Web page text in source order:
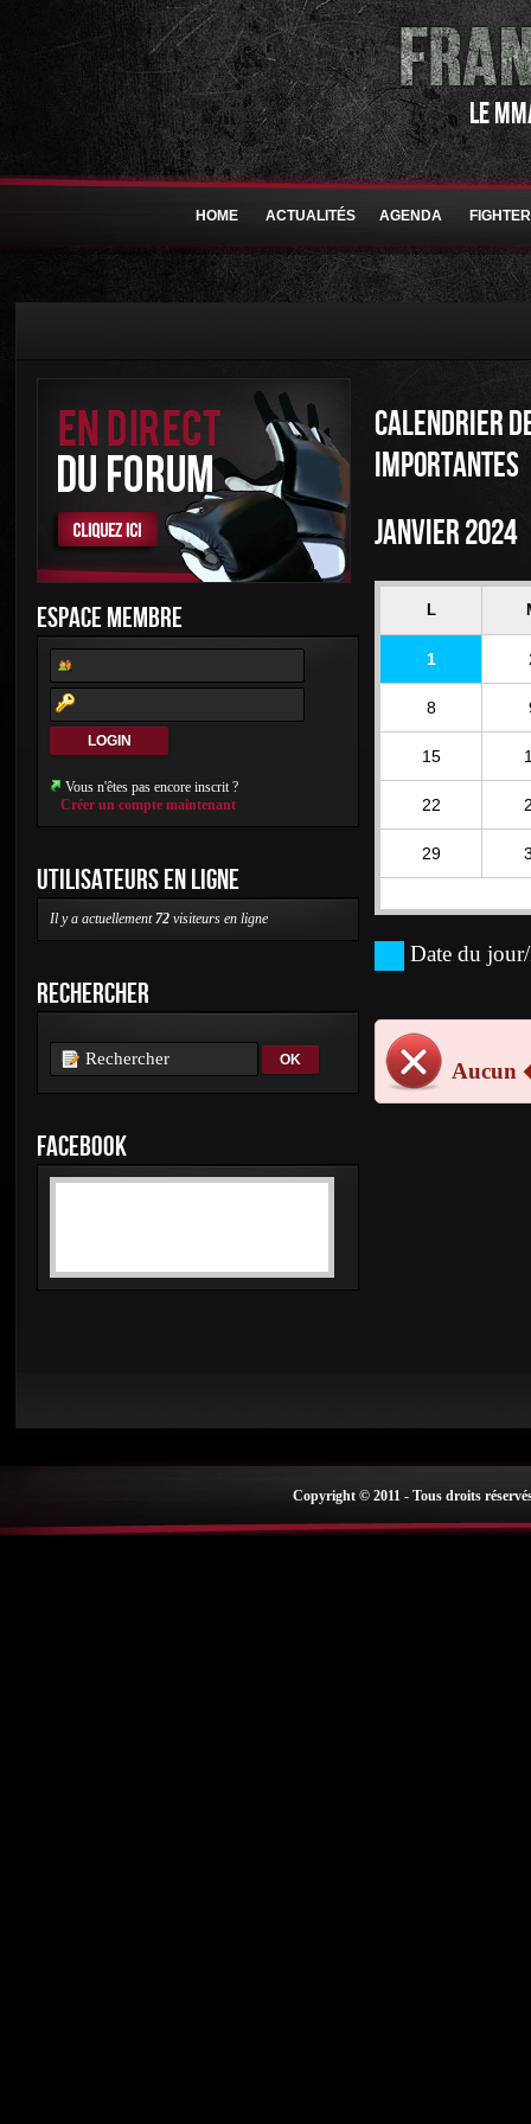
LE
HOME ACTUALITÉS AGENDA
ESPACE MEMBRE
Vous n'êtes pas encore inscrit ?
Créer un compte maintenant
UTILISATEURS EN LIGNE
Il y a actuellement72 visiteurs en ligne
RECHERCHER
FACEBOOK
CALENDRIER
IMPORTANTES
JANVIER 2024
L
1
8
15
22
29
Date du
Aucun
Copyright © 2011 - Tous droits